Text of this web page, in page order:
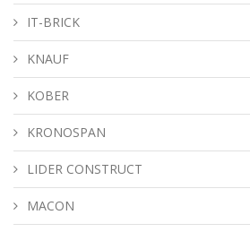
IT-BRICK
KNAUF
KOBER
KRONOSPAN
LIDER CONSTRUCT
MACON